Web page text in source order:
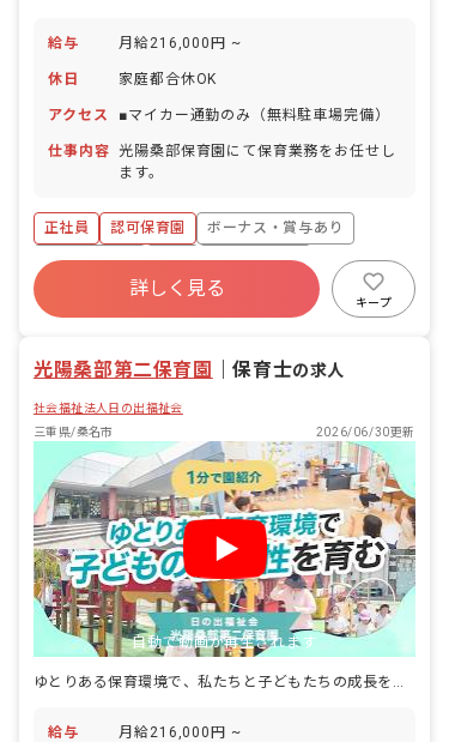
給与 月給216,000円 ~
休日 家庭都合休OK
アクセス ■マイカー通勤のみ（無料駐車場完備）
仕事内容
光陽桑部保育園にて保育業務をお任せし
ます。
正社員 認可保育園
ボーナス・賞与あり
社会保険完備
有給
福利厚生充実
残業少なめ
昇給昇進あり
詳しく見る
キープ
光陽桑部第二保育園 ｜保育士の求人
社会福祉法人日の出福祉会
三重県/桑名市
2026/06/30更新
自動で動画が再生されます
給与 月給216,000円 ~